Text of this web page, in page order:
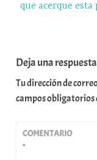
que acerque esta
Deja una respuesta
Tu dirección de
campos obligatorios
COMENTARIO
*